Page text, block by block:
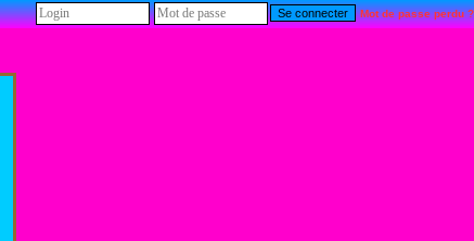
Mot de passe perdu ?